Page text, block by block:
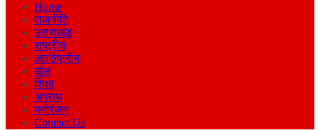
Home
राजनीति
उत्तराखंड
राष्ट्रीय
अंतर्राष्ट्रीय
खेल
शिक्षा
अपराध
मनोरंजन
Contact Us